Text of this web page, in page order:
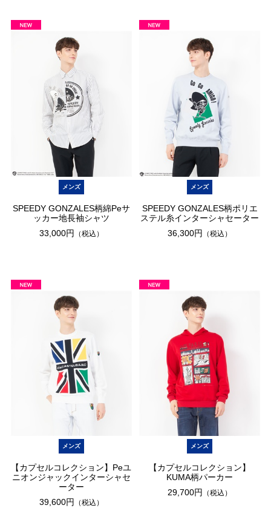
メンズ
SPEEDY GONZALES柄綿Peサ
ッカー地長袖シャツ
33,000円
（税込）
メンズ
SPEEDY GONZALES柄ポリエ
ステル糸インターシャセーター
36,300円
（税込）
メンズ
【カプセルコレクション】Peユ
ニオンジャックインターシャセ
ーター
39,600円
（税込）
メンズ
【カプセルコレクション】
KUMA柄パーカー
29,700円
（税込）